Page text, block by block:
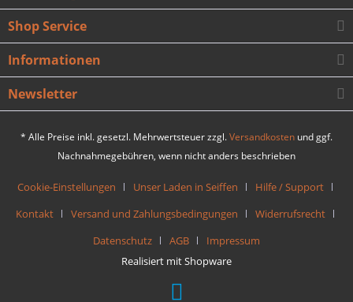
Shop Service
Informationen
Newsletter
* Alle Preise inkl. gesetzl. Mehrwertsteuer zzgl.Versandkosten und ggf.
Nachnahmegebühren, wenn nicht anders beschrieben
Cookie-Einstellungen Unser Laden in Seiffen
Hilfe / Support
Kontakt
Versand und Zahlungsbedingungen
Widerrufsrecht
Datenschutz
AGB
Impressum
Realisiert mit Shopware